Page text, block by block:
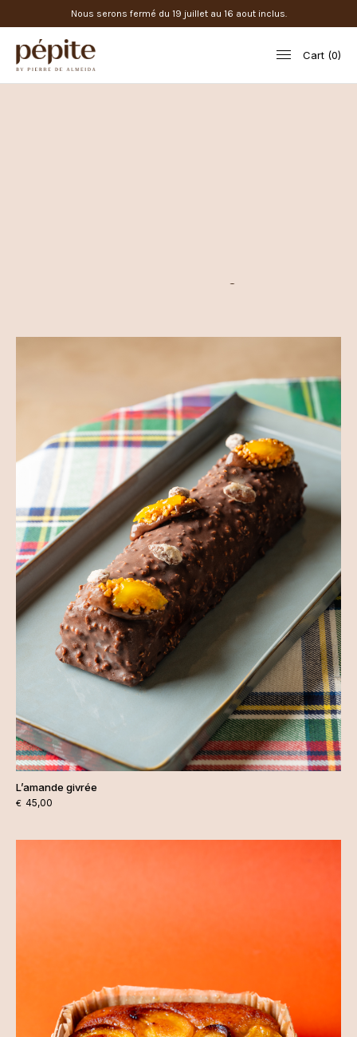
Nous serons fermé du 19 juillet au 16 aout inclus.
Cart 0
Collection
L’amande givrée
€ 45,00